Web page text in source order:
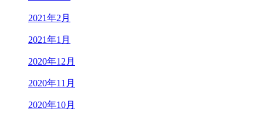
2021年2月
2021年1月
2020年12月
2020年11月
2020年10月